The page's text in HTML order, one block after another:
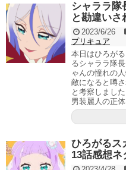
シャララ
と勘違いさ
2023/6/26
プリキュア
本日はひろが
るシャララ隊
ゃんの憧れの
敵になると噂
と考察しまし
男装麗人の正
ひろがるス
13話感想ネ